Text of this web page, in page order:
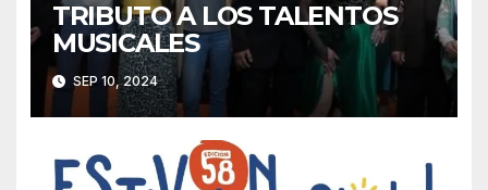
TRIBUTO A LOS TALENTOS
MUSICALES
SEP 10, 2024